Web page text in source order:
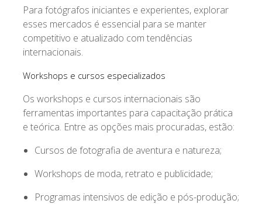
Para fotógrafos iniciantes e experientes, explorar
esses mercados é essencial para se manter
competitivo e atualizado com tendências
internacionais.
Workshops e cursos especializados
Os workshops e cursos internacionais são
ferramentas importantes para capacitação prática
e teórica. Entre as opções mais procuradas, estão:
Cursos de fotografia de aventura e natureza;
Workshops de moda, retrato e publicidade;
Programas intensivos de edição e pós-produção;